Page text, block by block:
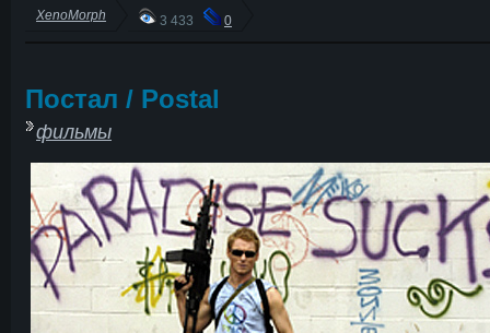
XenoMorph 3 433 0
Постал / Postal
фильмы